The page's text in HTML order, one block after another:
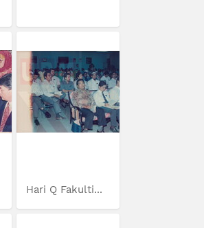
Hari Q Fakulti...